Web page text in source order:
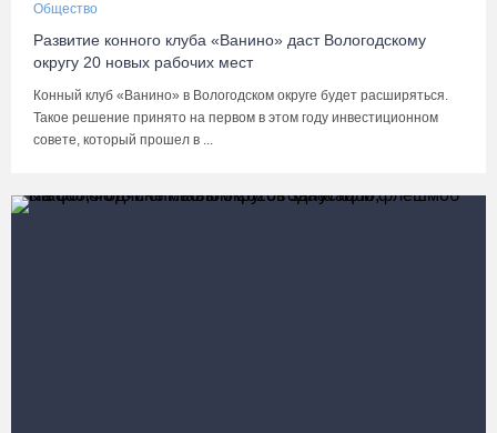
Общество
Развитие конного клуба «Ванино» даст Вологодскому
округу 20 новых рабочих мест
Конный клуб «Ванино» в Вологодском округе будет расширяться.
Такое решение принято на первом в этом году инвестиционном
совете, который прошел в ...